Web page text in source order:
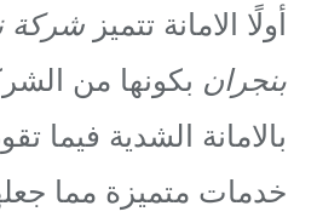
أولًا الامانة تتميز شركة
بنجران بكونها من
بالامانة الشدية فيما
خدمات متميزة مما